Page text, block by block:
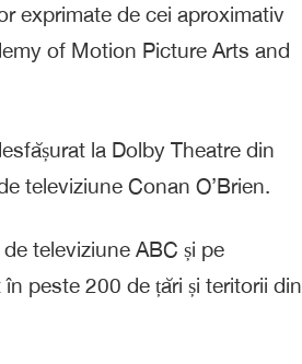
exprimate de cei aproximativ
of Motion Picture Arts and
la Dolby Theatre din
televiziune Conan O’Brien.
televiziune ABC și pe
peste 200 de țări și teritorii din